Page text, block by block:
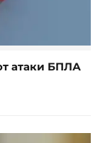
атаки БПЛА